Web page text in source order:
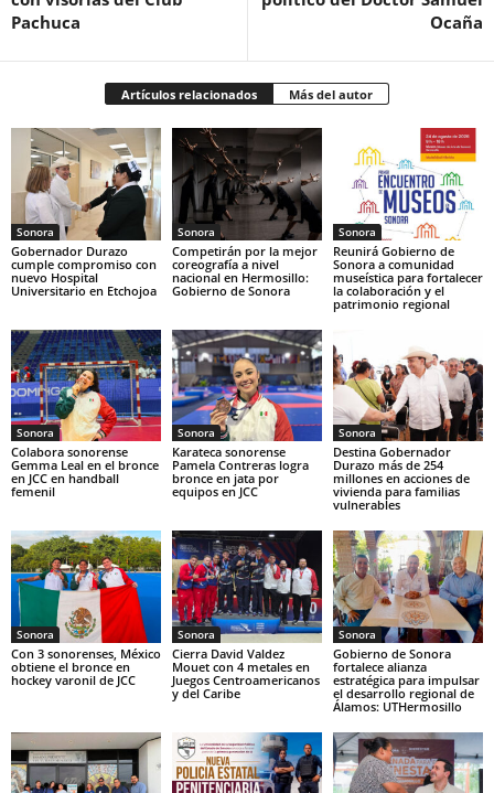
Pachuca
Ocaña
Artículos relacionados Más del autor
Sonora
Gobernador Durazo
cumple compromiso con
nuevo Hospital
Universitario en Etchojoa
Sonora
Competirán por la mejor
coreografía a nivel
nacional en Hermosillo:
Gobierno de Sonora
Sonora
Reunirá Gobierno de
Sonora a comunidad
museística para fortalecer
la colaboración y el
patrimonio regional
Sonora
Colabora sonorense
Gemma Leal en el bronce
en JCC en handball
femenil
Sonora
Karateca sonorense
Pamela Contreras logra
bronce en jata por
equipos en JCC
Sonora
Destina Gobernador
Durazo más de 254
millones en acciones de
vivienda para familias
vulnerables
Sonora
Con 3 sonorenses, México
obtiene el bronce en
hockey varonil de JCC
Sonora
Cierra David Valdez
Mouet con 4 metales en
Juegos Centroamericanos
y del Caribe
Sonora
Gobierno de Sonora
fortalece alianza
estratégica para impulsar
el desarrollo regional de
Álamos: UTHermosillo